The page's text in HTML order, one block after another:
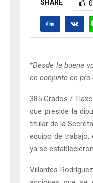
SHARE 0
*Desde la buena
en conjunto en
385 Grados /
que preside la
titular de la
equipo de
ya se
Villantes